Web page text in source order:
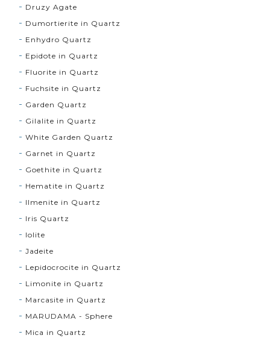
Druzy Agate
Dumortierite in Quartz
Enhydro Quartz
Epidote in Quartz
Fluorite in Quartz
Fuchsite in Quartz
Garden Quartz
Gilalite in Quartz
White Garden Quartz
Garnet in Quartz
Goethite in Quartz
Hematite in Quartz
Ilmenite in Quartz
Iris Quartz
Iolite
Jadeite
Lepidocrocite in Quartz
Limonite in Quartz
Marcasite in Quartz
MARUDAMA - Sphere
Mica in Quartz